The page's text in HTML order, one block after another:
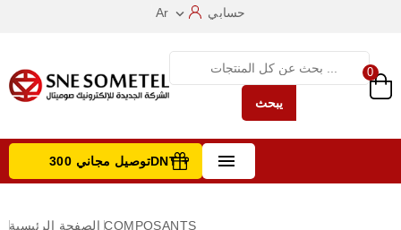
Ar  حسابي
يبحث
0
 توصيل مجاني 300DNT +
الصفحة الرئيسية COMPOSANTS